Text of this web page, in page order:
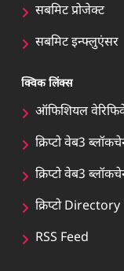
सबमिट प्रोजेक्ट
सबमिट इन्फ्लुएंसर
क्विक लिंक्स
ऑफिशियल
क्रिप्टो वेब3
क्रिप्टो वेब3
क्रिप्टो Directory
RSS Feed